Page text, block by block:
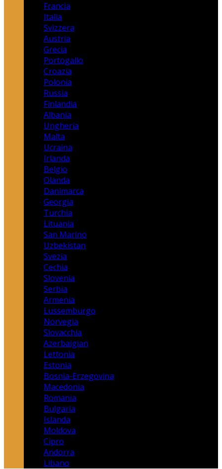
Francia
Italia
Svizzera
Austria
Grecia
Portogallo
Croazia
Polonia
Russia
Finlandia
Albania
Ungheria
Malta
Ucraina
Irlanda
Belgio
Olanda
Danimarca
Georgia
Turchia
Lituania
San Marino
Uzbekistan
Svezia
Cechia
Slovenia
Serbia
Armenia
Lussemburgo
Norvegia
Slovacchia
Azerbaigian
Lettonia
Estonia
Bosnia-Erzegovina
Macedonia
Romania
Bulgaria
Islanda
Moldova
Cipro
Andorra
Libano